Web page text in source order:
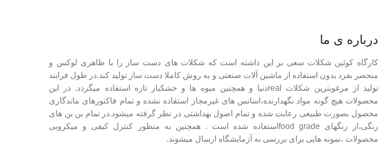
درباره ی ما
کارگاه کوئین شکلات سعی بر این داشته است که شکلات های دست ساز را با ظاهری لوکس و
منحصر بفرد بدون استفاده از ماشین آلات صنعتی و به روش کاملا دست ساز تولید کند.در طول فرایند
تولید از مرغوبترین شکلات realدنیا و همچنین میوه ها و خشکبار تازه استفاده میگردد. در این
محصولات هیچ گونه مواد نگهدارنده،اسانس های غیرمجاز استفاده نشده و تمام فاکتورهای ماندگاری
محصول بصورت طبیعی رعایت شده و تمام اصول بهداشتی در نظر گرفته میشود.در تمام بن بن های
رنگی،از رنگهای food gradeاستفاده شده است . همچنین به منظور کنترل کیفی و میکروبی
محصولات ،نمونه هایی برای بررسی به آزمایشگاه ارسال میشوند.